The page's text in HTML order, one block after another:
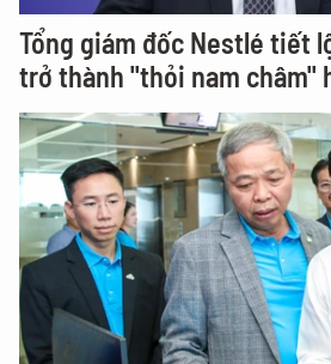
Tổng giám đốc Nestlé tiết
trở thành "thỏi nam châm"